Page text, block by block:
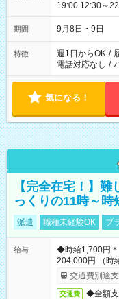
19:00 12:30～22:00 上記の時間から好きな時間を
時間は変更とな
期間 9月8日・9日
特徴 週1日からOK /
電話対応なし /
気になる！
【完全在宅！】
っくりの11時～時
派遣 職種未経験OK ブ
給与
◆時給1,700円＊
204,000円 （時
交通費別途
交通費 ◆全額支